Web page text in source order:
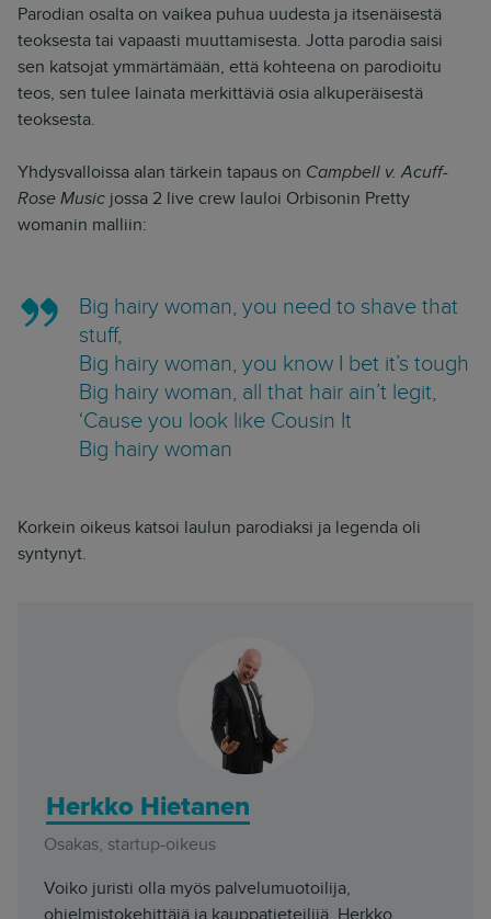
Parodian osalta on vaikea puhua uudesta ja itsenäisestä
teoksesta tai vapaasti muuttamisesta. Jotta parodia saisi
sen katsojat ymmärtämään, että kohteena on parodioitu
teos, sen tulee lainata merkittäviä osia alkuperäisestä
teoksesta.
Yhdysvalloissa alan tärkein tapaus on Campbell v. Acuff-
Rose Music jossa 2 live crew lauloi Orbisonin Pretty
womanin malliin:
Big hairy woman, you need to shave that
stuff,
Big hairy woman, you know I bet it’s tough
Big hairy woman, all that hair ain’t legit,
‘Cause you look like Cousin It
Big hairy woman
Korkein oikeus katsoi laulun parodiaksi ja legenda oli
syntynyt.
Herkko Hietanen
Osakas, startup-oikeus
Voiko juristi olla myös palvelumuotoilija,